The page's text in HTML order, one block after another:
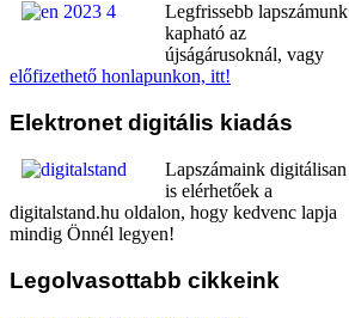
Legfrissebb lapszámunk
kapható az
újságárusoknál, vagy
előfizethető honlapunkon, itt!
Elektronet digitális kiadás
Lapszámaink digitálisan
is elérhetőek a
digitalstand.hu oldalon, hogy kedvenc lapja
mindig Önnél legyen!
Legolvasottabb cikkeink